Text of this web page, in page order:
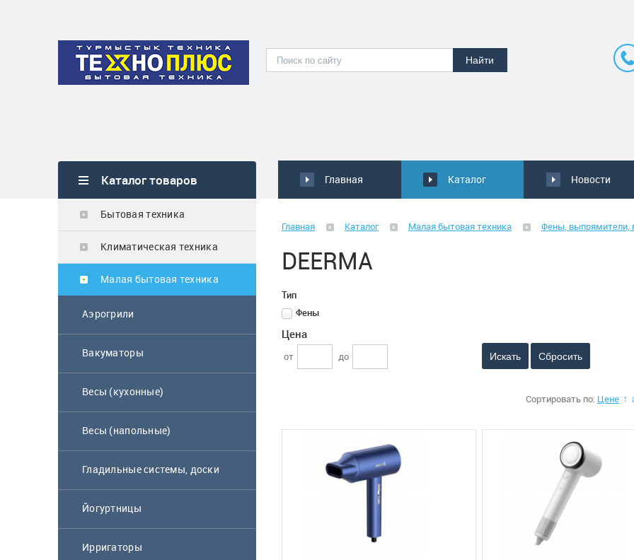
Каталог товаров Главная Каталог Новости
Бытовая техника
Климатическая техника
Малая бытовая техника
Аэрогрили
Вакуматоры
Весы (кухонные)
Весы (напольные)
Гладильные системы, доски
Йогуртницы
Ирригаторы
Главная Каталог Малая бытовая техника Фены, выпрямители,
DEERMA
Тип
Фены
Цена
от до Сбросить
Сортировать по: Цене ↑